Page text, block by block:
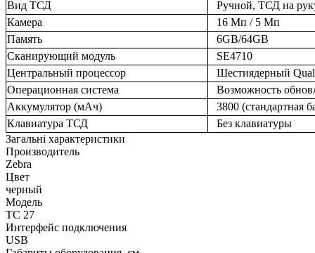
Вид ТСД
Ручной, ТСД на
Камера
16 Мп / 5 Мп
Память
6GB/64GB
Сканирующий модуль
SE4710
Центральный процессор
Шестиядерный
Операционная система
Возможность
Аккумулятор (мАч)
3800 (стандартная
Клавиатура ТСД
Без клавиатуры
Загальні характеристики
Производитель
Zebra
Цвет
черный
Модель
TC 27
Интерфейс подключения
USB